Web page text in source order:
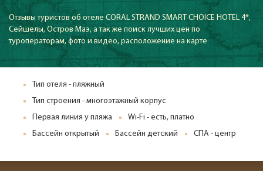
Отзывы туристов об отеле CORAL STRAND SMART CHOICE HOTEL 4*,
Сейшелы, Остров Маэ, а так же поиск лучших цен по
туроператорам, фото и видео, расположение на карте
Тип отеля - пляжный
Тип строения - многоэтажный корпус
Первая линия у пляжа
Wi-Fi - есть, платно
Бассейн открытый
Бассейн детский СПА - центр